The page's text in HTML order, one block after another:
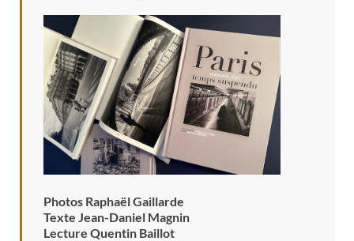
Photos Raphaël Gaillarde
Texte Jean-Daniel Magnin
Lecture Quentin Baillot